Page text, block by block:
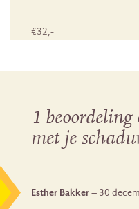
€32,-
1 beoordeling
met je
Esther Bakker– 30